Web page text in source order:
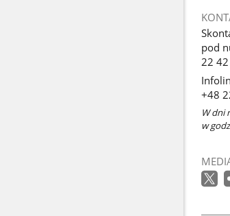
pod
22
+48
W dni
w